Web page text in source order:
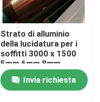
Strato di alluminio
della lucidatura per i
soffitti 3000 x 1500
5mm 6mm 8mm
densamente
Invia richiesta